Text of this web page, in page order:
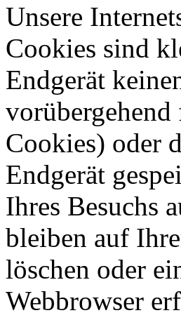
Unsere
Cookies sind
Endgerät
Cookies) oder
Endgerät
Ihres Besuchs
bleiben auf
löschen oder
Webbrowser